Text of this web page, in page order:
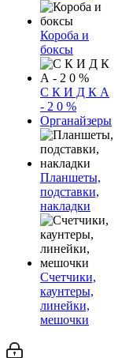
Короба и
боксы
С К И Д К А
- 2 0 %
Органайзеры
Планшеты,
подставки,
накладки
Счетчики,
каунтеры,
линейки,
мешочки